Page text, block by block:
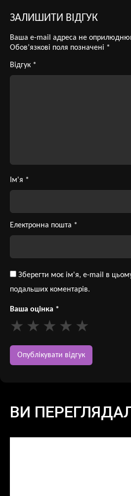
ЗАЛИШИТИ ВІДГУК
Ваша e-mail адреса не
Обов’язкові поля позначені *
Відгук *
Ім'я *
Електронна пошта *
Зберегти моє ім'я, e-mail в
подальших коментарів.
Ваша оцінка *
ВИ